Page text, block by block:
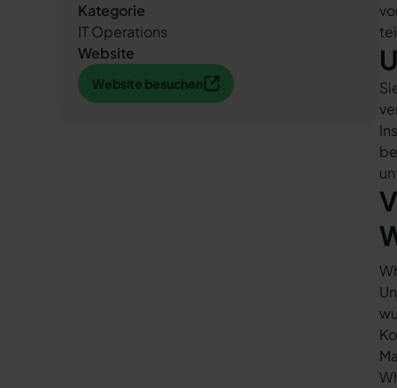
Kategorie
IT Operations
Website
Website besuchen
Website besuchen